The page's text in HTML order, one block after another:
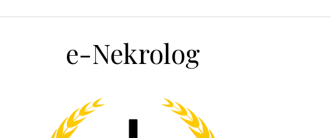
e-Nekrolog